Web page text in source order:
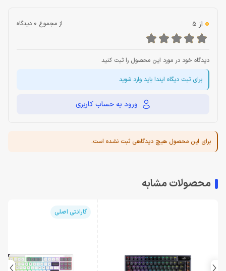
0 از 5 از مجموع 0 دیدگاه
دیدگاه خود در مورد این محصول را ثبت کنید
برای ثبت دیگاه ایندا باید وارد شوید
ورود به حساب کاربری
برای این محصول هیچ دیدگاهی ثبت نشده است.
محصولات مشابه
گارانتی اصلی